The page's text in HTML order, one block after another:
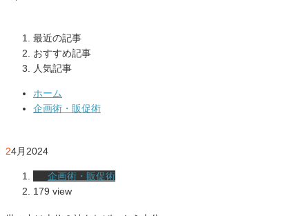
最近の記事
おすすめ記事
人気記事
ホーム
企画術・販促術
24月 2024
企画術・販促術
179 view